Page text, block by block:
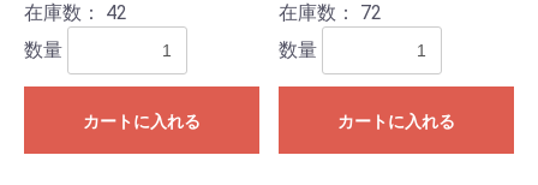
在庫数： 42
数量
カートに入れる
在庫数： 72
数量
カートに入れる